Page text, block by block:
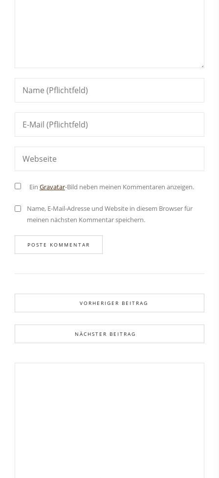
Ein Gravatar-Bild neben meinen Kommentaren anzeigen.
Name, E-Mail-Adresse und Website in diesem Browser für
meinen nächsten Kommentar speichern.
VORHERIGER BEITRAG
NÄCHSTER BEITRAG